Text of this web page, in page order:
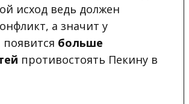
исход ведь должен
а значит у
больше
противостоять Пекину в